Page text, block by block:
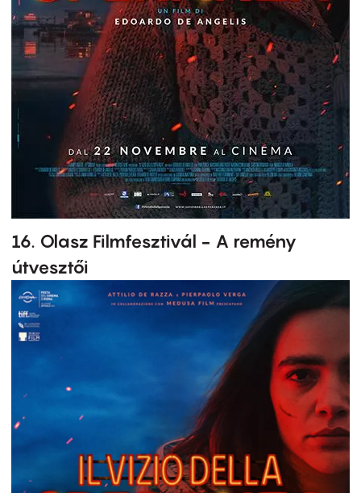
16. Olasz Filmfesztivál - A remény
útvesztői